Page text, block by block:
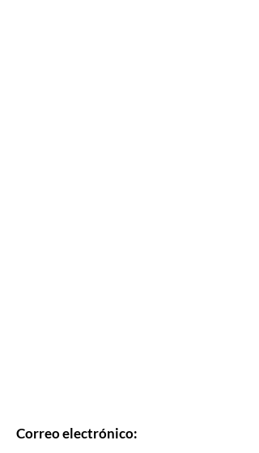
Correo electrónico: